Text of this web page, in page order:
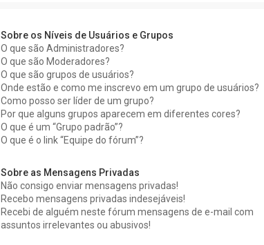
Sobre os Níveis de Usuários e Grupos
O que são Administradores?
O que são Moderadores?
O que são grupos de usuários?
Onde estão e como me inscrevo em um grupo de usuários?
Como posso ser líder de um grupo?
Por que alguns grupos aparecem em diferentes cores?
O que é um “Grupo padrão”?
O que é o link “Equipe do fórum”?
Sobre as Mensagens Privadas
Não consigo enviar mensagens privadas!
Recebo mensagens privadas indesejáveis!
Recebi de alguém neste fórum mensagens de e-mail com
assuntos irrelevantes ou abusivos!